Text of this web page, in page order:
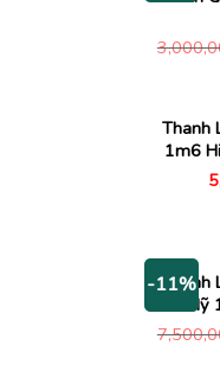
Thanh
1m6
-11%
Thanh